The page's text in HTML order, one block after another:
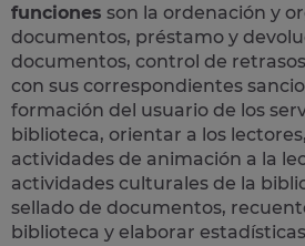
funciones son la ordenación y
documentos, préstamo y
documentos, control de
con sus correspondientes
formación del usuario de los
biblioteca, orientar a los
actividades de animación a la
actividades culturales de la
sellado de documentos,
biblioteca y elaborar